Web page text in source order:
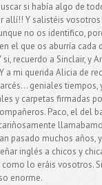
si había algo de
allí!! Y salistéis
no os identifico,
el que os aburría cada
recuerdo a Sinclair, y
a mi querida Alicia de
geniales
y carpetas firmadas
Paco, el del
pasado muchos años,
inglés a chicos y
lo eráis vosotros.
enorme.